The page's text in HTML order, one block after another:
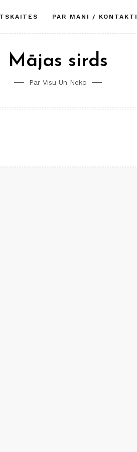
PAR MANI / KONTAKTI
Mājas sirds
Par Visu Un Neko